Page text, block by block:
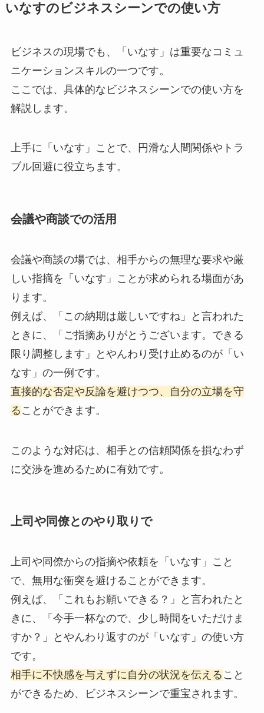
いなすのビジネスシーンでの使い方
ビジネスの現場でも、「いなす」は重要なコミュ
ニケーションスキルの一つです。
ここでは、具体的なビジネスシーンでの使い方を
解説します。
上手に「いなす」ことで、円滑な人間関係やトラ
ブル回避に役立ちます。
会議や商談での活用
会議や商談の場では、相手からの無理な要求や厳
しい指摘を「いなす」ことが求められる場面があ
ります。
例えば、「この納期は厳しいですね」と言われた
ときに、「ご指摘ありがとうございます。できる
限り調整します」とやんわり受け止めるのが「い
なす」の一例です。
直接的な否定や反論を避けつつ、自分の立場を守
る ことができます。
このような対応は、相手との信頼関係を損なわず
に交渉を進めるために有効です。
上司や同僚とのやり取りで
上司や同僚からの指摘や依頼を「いなす」こと
で、無用な衝突を避けることができます。
例えば、「これもお願いできる？」と言われたと
きに、「今手一杯なので、少し時間をいただけま
すか？」とやんわり返すのが「いなす」の使い方
です。
相手に不快感を与えずに自分の状況を伝える こと
ができるため、ビジネスシーンで重宝されます。